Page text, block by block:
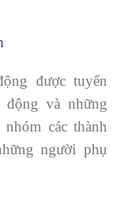
được tuyển
và những
các thành
người phụ